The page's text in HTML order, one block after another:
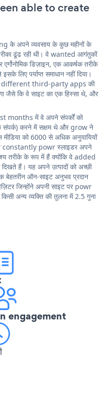
been able to create
के अपने व्यवसाय के कुछ महीनों के
ढूंढ रही थी। वे wanted आगंतुकों
डिज़ाइन, एक आकर्षक तरीके
लिए पर्याप्त समाधान नहीं दिया।
different third-party apps की
जैसे कि वे साइट का एक हिस्सा थे, और
months में वे अपने संपर्कों को
करने में सक्षम थे और grow ने
को 6000 से अधिक अनुयायियों
constantly powr स्लाइडर अपने
तरीके के रूप में हैं क्योंकि वे added
हैं। यह अपने उत्पादों को अच्छी
बेहतरीन ऑन-साइट अनुभव प्रदान
जिन्होंने अपनी साइट पर powr
अन्य व्यक्ति की तुलना में 2.5 गुना
engagement